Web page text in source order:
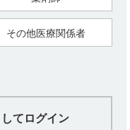
年4月改訂（第1
その他医療関係者
てログイン